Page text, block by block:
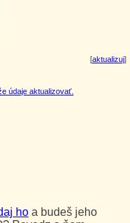
[aktualizuj]
údaje aktualizovať.
ho a budeš jeho